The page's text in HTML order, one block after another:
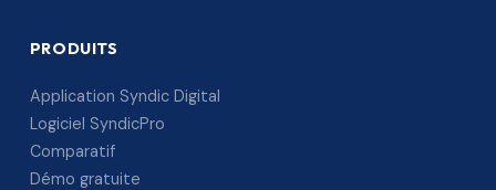
PRODUITS
Application Syndic Digital
Logiciel SyndicPro
Comparatif
Démo gratuite